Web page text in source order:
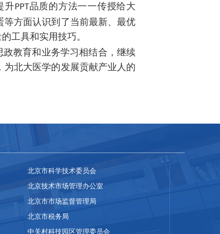
升PPT品质的方法一一传授给大
方面认识到了当前最新、最优
工具和实用技巧。
教育和业务学习相结合，继续
北大医学的发展贡献产业人的
北京市科学技术委员会
北京技术市场管理办公室
北京市市场监督管理局
北京市税务局
中关村科技园区管理委员会